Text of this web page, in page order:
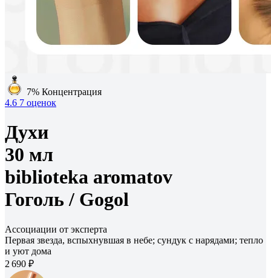
7% Концентрация
4.6 7 оценок
Духи
30 мл
biblioteka aromatov
Гоголь / Gogol
Ассоциации от эксперта
Первая звезда, вспыхнувшая в небе; сундук с нарядами; тепло
и уют дома
2 690 ₽